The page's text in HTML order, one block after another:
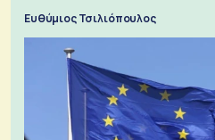
Ευθύμιος Τσιλιόπουλος